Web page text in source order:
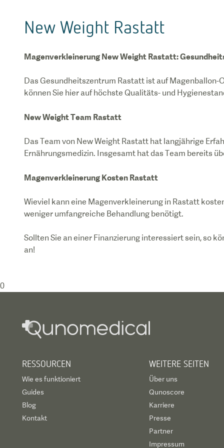
New Weight Rastatt
Magenverkleinerung New Weight Rastatt:
Das Gesundheitszentrum Rastatt ist auf
können Sie hier auf höchste Qualitäts- und
New Weight Team Rastatt
Das Team von New Weight Rastatt hat langjährige
Magenverkleinerung Kosten Rastatt
Wieviel kann eine Magenverkleinerung in Rastatt
weniger umfangreiche Behandlung benötigt.
Sollten Sie an einer Finanzierung interessiert sein, so
0
RESSOURCEN
Wie es funktioniert
Guides
Blog
Kontakt
WEITERE SEITEN
Über uns
Qunoscore
Karriere
Presse
Partner
Impressum